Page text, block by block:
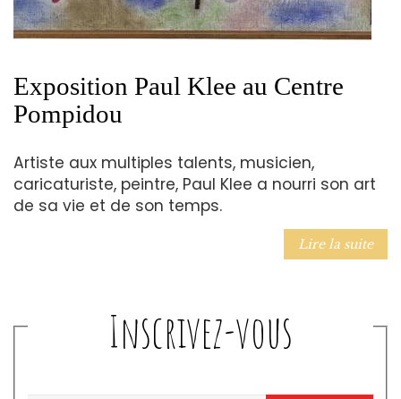
Exposition Paul Klee au Centre
Pompidou
Artiste aux multiples talents, musicien,
caricaturiste, peintre, Paul Klee a nourri son art
de sa vie et de son temps.
Lire la suite
Inscrivez-vous